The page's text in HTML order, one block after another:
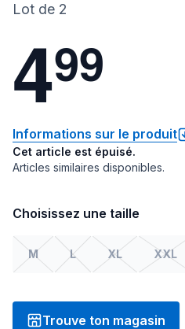
Lot de 2
499
Informations sur le produit
Cet article est épuisé.
Articles similaires disponibles.
Choisissez une taille
M L XL XXL
Trouve ton magasin